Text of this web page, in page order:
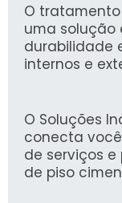
O
uma solução
durabilidade
internos e
tornando o
para áreas
O Soluções
conecta
de serviços
de piso